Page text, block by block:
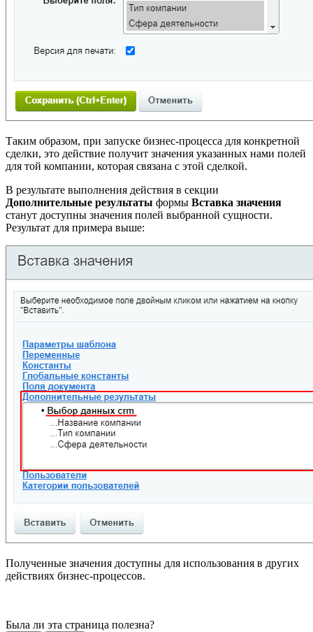
Таким образом, при запуске бизнес-процесса для конкретной
сделки, это действие получит значения указанных нами полей
для той компании, которая связана с этой сделкой.
В результате выполнения действия в секции
Дополнительные результаты формы Вставка значения
станут доступны значения полей выбранной сущности.
Результат для примера выше:
Полученные значения доступны для использования в других
действиях бизнес-процессов.
Была ли эта страница полезна?